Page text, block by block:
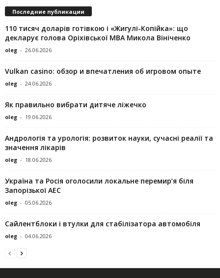
Последние публикации
110 тисяч доларів готівкою і «Жигулі-Копійка»: що
декларує голова Оріхівської МВА Микола Вініченко
oleg - 26.06.2026
Vulkan casino: обзор и впечатления об игровом опыте
oleg - 24.06.2026
Як правильно вибрати дитяче ліжечко
oleg - 19.06.2026
Андрологія та урологія: розвиток науки, сучасні реалії та
значення лікарів
oleg - 18.06.2026
Україна та Росія оголосили локальне перемир’я біля
Запорізької АЕС
oleg - 05.06.2026
Сайлентблоки і втулки для стабілізатора автомобіля
oleg - 04.06.2026